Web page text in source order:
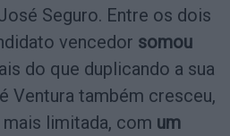
Seguro. Entre os dois
vencedor somou
do que duplicando a sua
Ventura também cresceu,
limitada, com um